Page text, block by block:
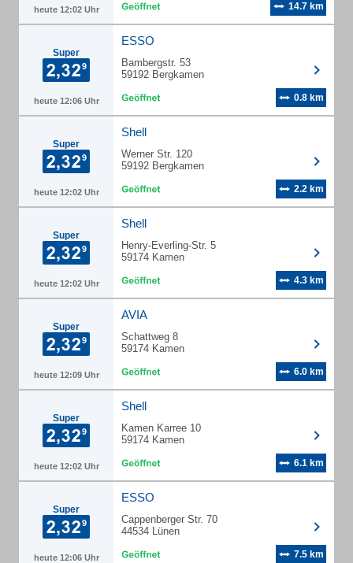
heute 12:02 Uhr 14.7 km
Super
heute 12:06 Uhr
ESSO
Bambergstr. 53
59192 Bergkamen
0.8 km
Super
heute 12:02 Uhr
Shell
Werner Str. 120
59192 Bergkamen
2.2 km
Super
heute 12:02 Uhr
Shell
Henry-Everling-Str. 5
59174 Kamen
4.3 km
Super
heute 12:09 Uhr
AVIA
Schattweg 8
59174 Kamen
6.0 km
Super
heute 12:02 Uhr
Shell
Kamen Karree 10
59174 Kamen
6.1 km
Super
heute 12:06 Uhr
ESSO
Cappenberger Str. 70
44534 Lünen
7.5 km